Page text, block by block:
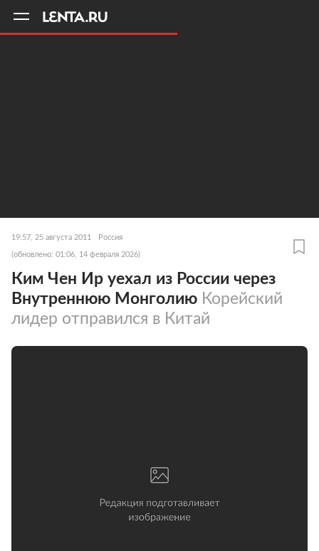
19:57, 25 августа 2011 Россия
(обновлено: 01:06, 14 февраля 2026)
Ким Чен Ир уехал из России через
Внутреннюю Монголию Корейский
лидер отправился в Китай